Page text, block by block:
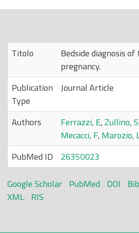
Titolo
Bedside diagnosis
pregnancy.
Publication
Type
Journal Article
Authors Ferrazzi, E,Zullino, S
Mecacci, F, Marozio,
PubMed ID
26350023
Google Scholar PubMed DOI
XML RIS